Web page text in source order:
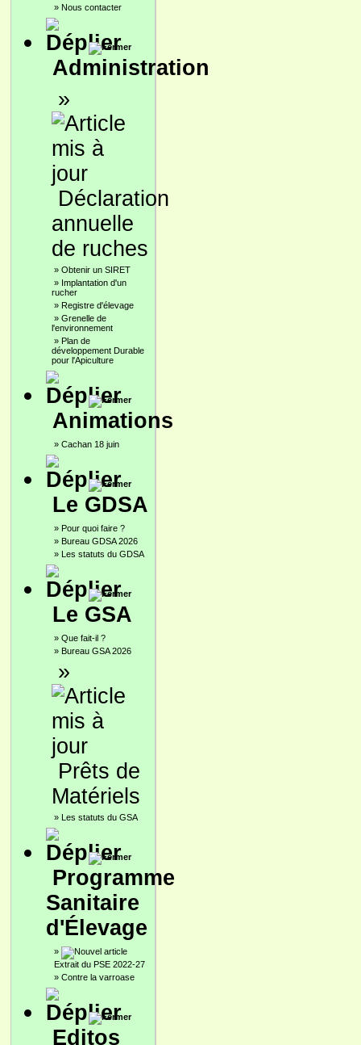
» Nous contacter
Administration
»
Déclaration
annuelle
de ruches
» Obtenir un SIRET
» Implantation d'un
rucher
» Registre d'élevage
» Grenelle de
l'environnement
» Plan de
développement Durable
pour l'Apiculture
Animations
» Cachan 18 juin
Le GDSA
» Pour quoi faire ?
» Bureau GDSA 2026
» Les statuts du GDSA
Le GSA
» Que fait-il ?
» Bureau GSA 2026
»
Prêts de
Matériels
» Les statuts du GSA
Programme
Sanitaire
d'Élevage
»
Extrait du PSE 2022-27
» Contre la varroase
Editos